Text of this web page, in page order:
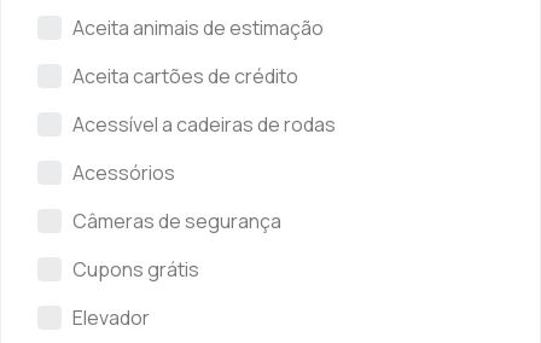
Aceita animais de estimação
Aceita cartões de crédito
Acessível a cadeiras de rodas
Acessórios
Câmeras de segurança
Cupons grátis
Elevador